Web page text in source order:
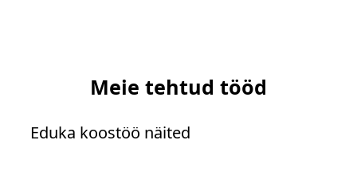
Meie tehtud tööd
Eduka koostöö näited